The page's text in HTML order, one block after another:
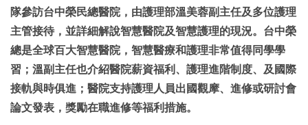
隊參訪台中榮民總醫院，由護理部溫美蓉副主任及多位護理
主管接待，並詳細解說智慧醫院及智慧護理的現況。台中榮
總是全球百大智慧醫院，智慧醫療和護理非常值得同學學
習；溫副主任也介紹醫院薪資福利、護理進階制度、及國際
接軌與時俱進；醫院支持護理人員出國觀摩、進修或研討會
論文發表，獎勵在職進修等福利措施。